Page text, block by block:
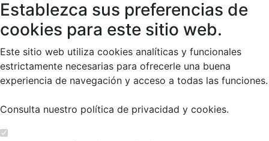
Establezca sus preferencias de
cookies para este sitio web.
Este sitio web utiliza cookies analíticas y funcionales
estrictamente necesarias para ofrecerle una buena
experiencia de navegación y acceso a todas las funciones.
Consulta nuestro política de privacidad y cookies.